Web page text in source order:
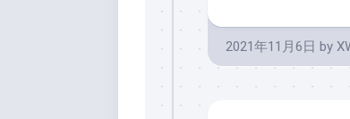
2021年11月6日 by